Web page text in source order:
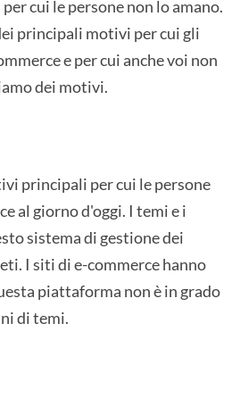
cui le persone non lo amano.
principali motivi per cui gli
e per cui anche voi non
dei motivi.
principali per cui le persone
al giorno d'oggi. I temi e i
sistema di gestione dei
I siti di e-commerce hanno
piattaforma non è in grado
di temi.